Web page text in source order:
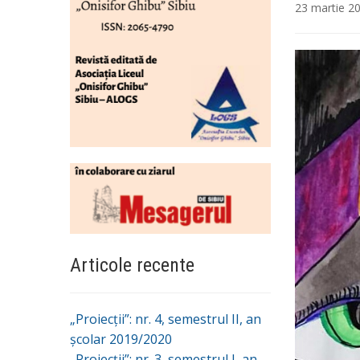
Articole recente
„Proiecții”: nr. 4, semestrul II, an
școlar 2019/2020
23 martie